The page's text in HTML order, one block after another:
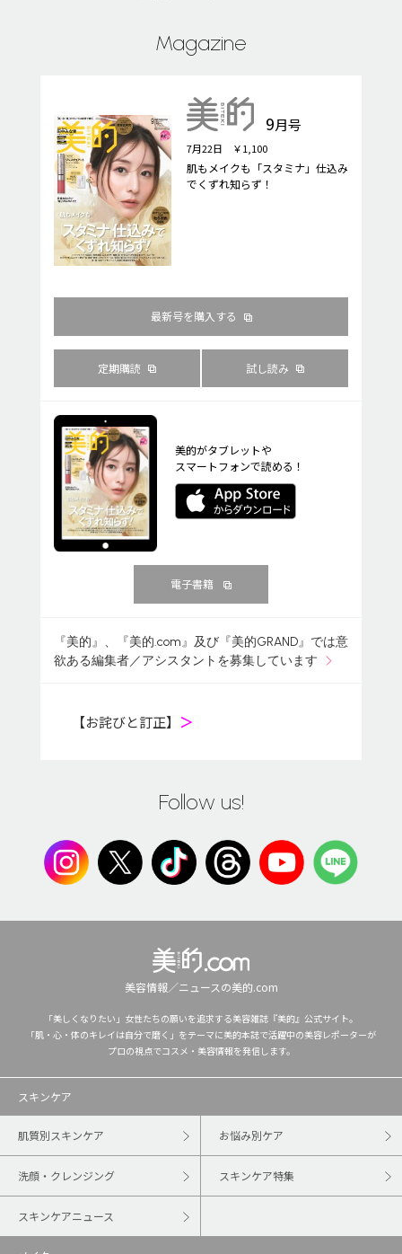
Magazine
9月号
7月22日 ￥1,100
肌もメイクも「スタミナ」仕込み
でくずれ知らず！
最新号を購入する
定期購読 試し読み
美的がタブレットや
スマートフォンで読める！
電子書籍
『美的』、『美的.com』及び『美的GRAND』では意
欲ある編集者／アシスタントを募集しています
【お詫びと訂正】 ＞
Follow us!
美容情報／ニュースの美的.com
「美しくなりたい」女性たちの願いを追求する美容雑誌『美的』公式サイト。
「肌・心・体のキレイは自分で磨く」をテーマに美的本誌で活躍中の美容レポーターが
プロの視点でコスメ・美容情報を発信します。
スキンケア
肌質別スキンケア お悩み別ケア
洗顔・クレンジング スキンケア特集
スキンケアニュース